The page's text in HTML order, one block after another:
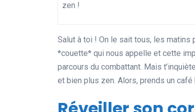
zen !
Salut à toi ! On le sait tous, les
*couette* qui nous appelle et cette
parcours du combattant. Mais
et bien plus zen. Alors, prends un